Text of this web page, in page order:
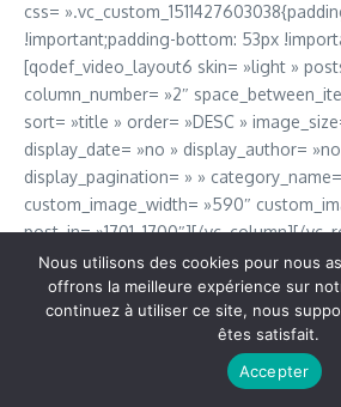
css=
!important;padding-bottom: 53px
[qodef_video_layout6 skin= »light »
column_number= »2″
sort= »title » order= »DESC »
display_date= »no » display_author=
display_pagination= » »
custom_image_width= »590″
post_in= »1701, 1700″][/vc_column][/
Copyright © 2026 Vudailleurs.com |
d'actualités X
Nous utilisons des cookies pour nous
offrons la meilleure expérience sur
continuez à utiliser ce site, nous
êtes satisfait.
Accepter